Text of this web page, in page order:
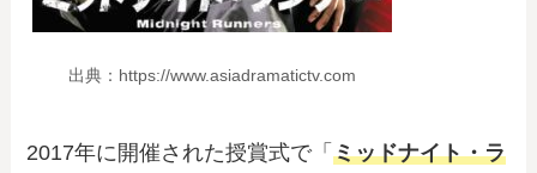
出典：https://www.asiadramatictv.com
2017年に開催された授賞式で「ミッドナイト・ラ